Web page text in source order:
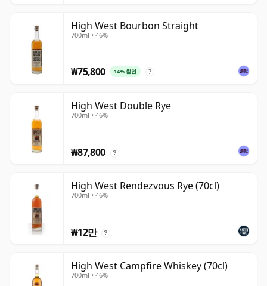
High West Bourbon Straight
700ml • 46%
₩75,800 14% 할인 ?
High West Double Rye
700ml • 46%
₩87,800 ?
High West Rendezvous Rye (70cl)
700ml • 46%
₩12만 ?
High West Campfire Whiskey (70cl)
700ml • 46%